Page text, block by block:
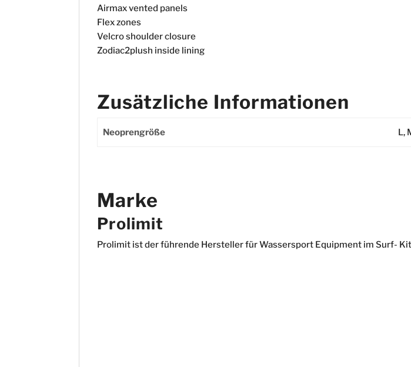
Airmax vented panels
Flex zones
Velcro shoulder closure
Zodiac2plush inside lining
Zusätzliche Informationen
Neoprengröße L,
Marke
Prolimit
Prolimit ist der führende Hersteller für Wassersport Equipment im Surf-